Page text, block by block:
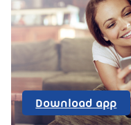
Download app